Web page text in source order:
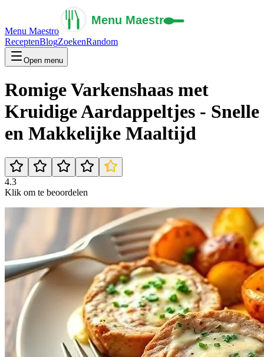
Menu Maestro
ReceptenBlogZoekenRandom
Open menu
Romige Varkenshaas met
Kruidige Aardappeltjes - Snelle
en Makkelijke Maaltijd
4.3
Klik om te beoordelen